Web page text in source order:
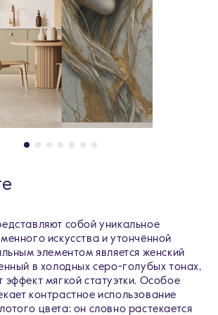
собой уникальное
искусства и утончённой
элементом является женский
в холодных серо-голубых тонах,
эффект мягкой статуэтки. Особое
контрастное использование
цвета: он словно растекается